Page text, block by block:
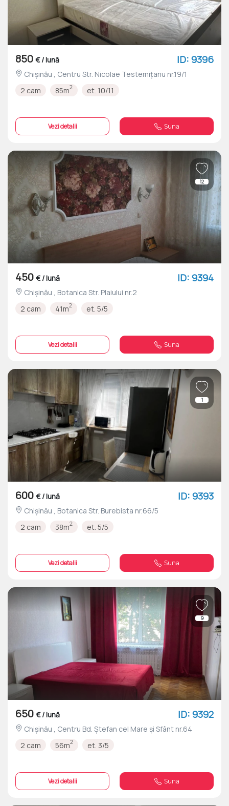
850 € / lună ID: 9396
Chișinău , Centru Str. Nicolae Testemițanu nr.19/1
2 cam
85m2 et. 10/11
Vezi detalii Suna
12
450 € / lună ID: 9394
Chișinău , Botanica Str. Plaiului nr.2
2 cam
41m2 et. 5/5
Vezi detalii Suna
1
600 € / lună ID: 9393
Chișinău , Botanica Str. Burebista nr.66/5
2 cam
38m2 et. 5/5
Vezi detalii Suna
9
650 € / lună ID: 9392
Chișinău , Centru Bd. Ştefan cel Mare şi Sfânt nr.64
2 cam
56m2 et. 3/5
Vezi detalii Suna